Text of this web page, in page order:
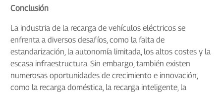
Conclusión
La industria de la recarga de vehículos eléctricos se
enfrenta a diversos desafíos, como la falta de
estandarización, la autonomía limitada, los altos costes y la
escasa infraestructura. Sin embargo, también existen
numerosas oportunidades de crecimiento e innovación,
como la recarga doméstica, la recarga inteligente, la